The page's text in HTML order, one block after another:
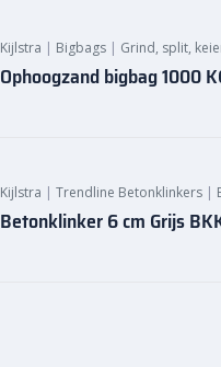
Kijlstra | Bigbags | Grind, split,
Ophoogzand bigbag 1000
Kijlstra | Trendline Betonklinkers |
Betonklinker 6 cm Grijs